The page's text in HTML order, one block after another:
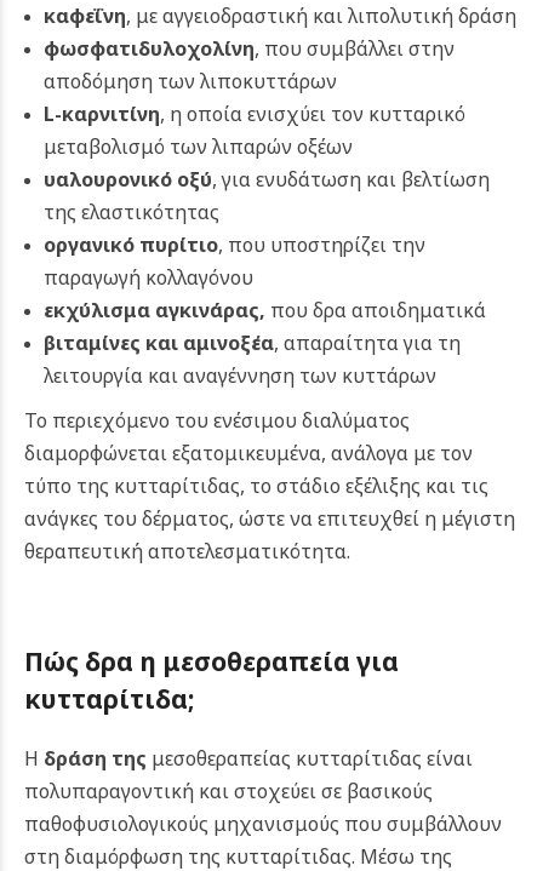
καφεΐνη, με αγγειοδραστική και λιπολυτική δράση
φωσφατιδυλοχολίνη, που συμβάλλει στην
αποδόμηση των λιποκυττάρων
L-καρνιτίνη, η οποία ενισχύει τον κυτταρικό
μεταβολισμό των λιπαρών οξέων
υαλουρονικό οξύ, για ενυδάτωση και βελτίωση
της ελαστικότητας
οργανικό πυρίτιο, που υποστηρίζει την
παραγωγή κολλαγόνου
εκχύλισμα αγκινάρας, που δρα αποιδηματικά
βιταμίνες και αμινοξέα, απαραίτητα για τη
λειτουργία και αναγέννηση των κυττάρων
Το περιεχόμενο του ενέσιμου διαλύματος
διαμορφώνεται εξατομικευμένα, ανάλογα με τον
τύπο της κυτταρίτιδας, το στάδιο εξέλιξης και τις
ανάγκες του δέρματος, ώστε να επιτευχθεί η μέγιστη
θεραπευτική αποτελεσματικότητα.
Πώς δρα η μεσοθεραπεία για
κυτταρίτιδα;
Η δράση της μεσοθεραπείας κυτταρίτιδας είναι
πολυπαραγοντική και στοχεύει σε βασικούς
παθοφυσιολογικούς μηχανισμούς που συμβάλλουν
στη διαμόρφωση της κυτταρίτιδας. Μέσω της